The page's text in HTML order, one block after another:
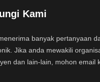
Kami
banyak pertanyaan
Jika anda mewakili
dan lain-lain, mohon email